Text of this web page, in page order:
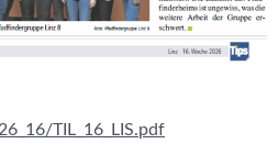
TIL_16_LIS.pdf